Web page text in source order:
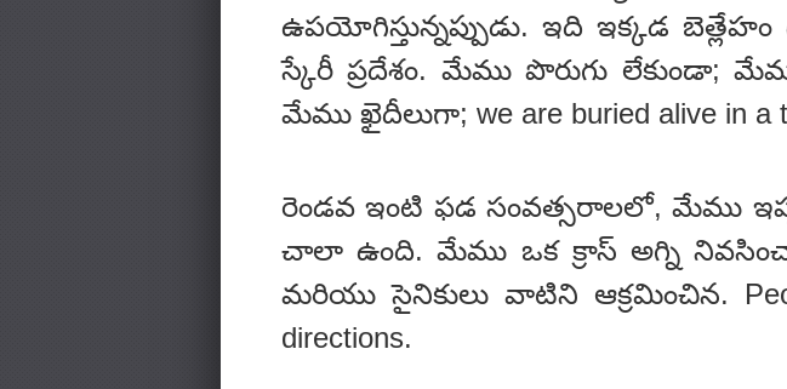
ఉపయోగిస్తున్నప్పుడు. ఇది ఇక్కడ
స్కేరీ ప్రదేశం. మేము పొరుగు లేకుండా;
మేము ఖైదీలుగా; we are buried alive in a
రెండవ ఇంటి ఫడ సంవత్సరాలలో, మేము
చాలా ఉంది. మేము ఒక క్రాస్ అగ్ని
మరియు సైనికులు వాటిని ఆక్రమించిన.
directions.